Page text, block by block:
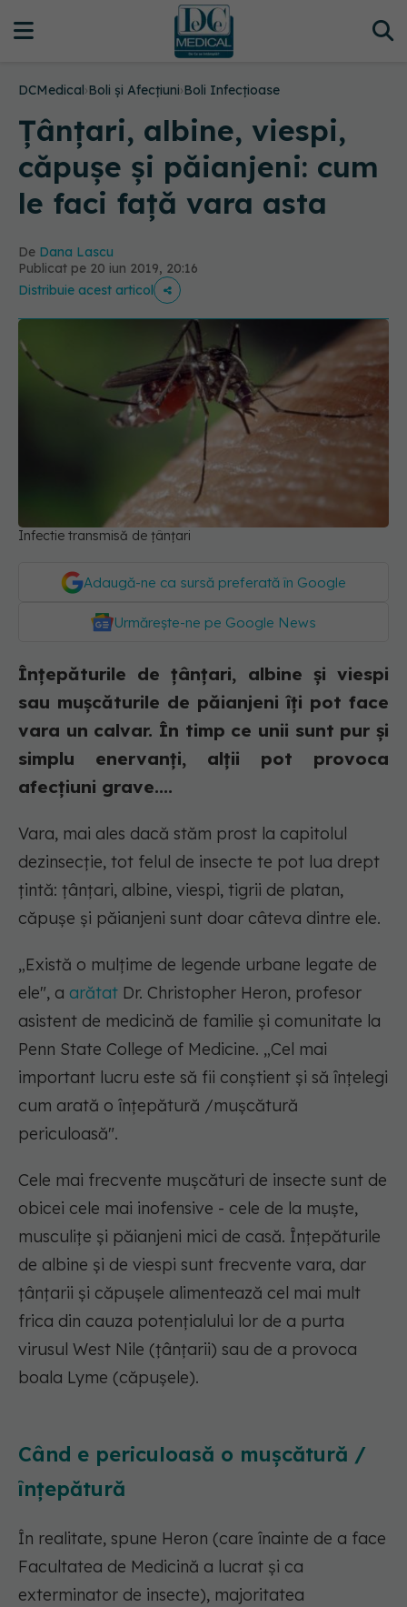
DCMedical›Boli și Afecțiuni›Boli Infecțioase
Țânțari, albine, viespi,
căpușe și păianjeni: cum
le faci față vara asta
De Dana Lascu
Publicat pe 20 iun 2019, 20:16
Distribuie acest articol
Infectie transmisă de țânțari
Adaugă-ne ca sursă preferată în Google
Urmărește-ne pe Google News
Înțepăturile de țânțari, albine și viespi
sau mușcăturile de păianjeni îți pot face
vara un calvar. În timp ce unii sunt pur și
simplu enervanți, alții pot provoca
afecțiuni grave....
Vara, mai ales dacă stăm prost la capitolul
dezinsecție, tot felul de insecte te pot lua drept
țintă: țânțari, albine, viespi, tigrii de platan,
căpușe și păianjeni sunt doar câteva dintre ele.
„Există o mulțime de legende urbane legate de
ele", a arătat Dr. Christopher Heron, profesor
asistent de medicină de familie și comunitate la
Penn State College of Medicine. „Cel mai
important lucru este să fii conștient și să înțelegi
cum arată o înțepătură /mușcătură
periculoasă".
Cele mai frecvente mușcături de insecte sunt de
obicei cele mai inofensive - cele de la muște,
musculițe și păianjeni mici de casă. Înțepăturile
de albine și de viespi sunt frecvente vara, dar
țânțarii și căpușele alimentează cel mai mult
frica din cauza potențialului lor de a purta
virusul West Nile (țânțarii) sau de a provoca
boala Lyme (căpușele).
Când e periculoasă o mușcătură /
înțepătură
În realitate, spune Heron (care înainte de a face
Facultatea de Medicină a lucrat și ca
exterminator de insecte), majoritatea